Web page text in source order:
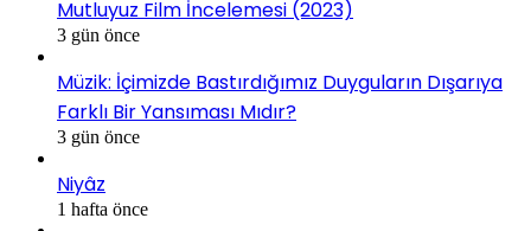
Mutluyuz Film İncelemesi (2023)
3 gün önce
Müzik: İçimizde Bastırdığımız Duyguların Dışarıya
Farklı Bir Yansıması Mıdır?
3 gün önce
Niyâz
1 hafta önce